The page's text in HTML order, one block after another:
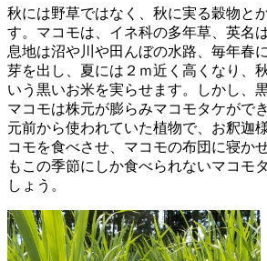
秋には野草ではなく、秋に実る穀物と
す。マコモは、イネ科の多年草、英名
息地は沼や川や田んぼの水路、毎年春
芽を出し、夏には２ｍ近く高くなり、
いう黒いお米を実らせます。しかし、
マコモは株元が膨らみマコモタケがで
元前から使われていた植物で、お釈迦
コモを食べさせ、マコモの布団に寝か
もこの季節にしか食べられないマコモ
しょう。